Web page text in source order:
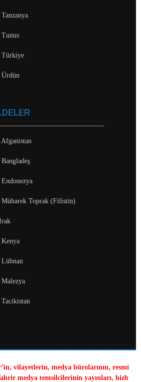
Toprak (Filistin)
vilayetlerin, medya bürolarının, resmi
medya temsilcilerinin yayınları, hizb